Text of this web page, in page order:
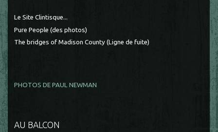
Le Site Clintisque...
Pure People (des photos)
The bridges of Madison County (Ligne de fuite)
PHOTOS DE PAUL NEWMAN
AU BALCON